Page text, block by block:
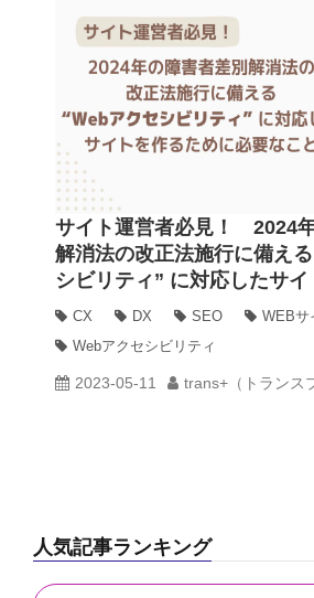
イベント・レポート
ニュース
コラム
事例
動画
trans-DXプロデューサ
サイト運営者必見！ 2024
解消法の改正法施行に備え
シビリティ” に対応したサ
に必要なこと
CX DX SEO
WEBサ
Webアクセシビリティ
2023-05-11 trans+（トランス
人気記事ランキング